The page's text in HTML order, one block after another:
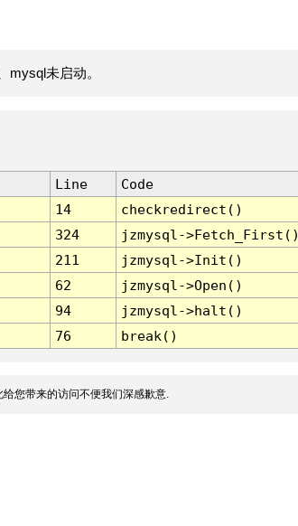
mysql未启动。
Line
Code
14
checkredirect()
324
jzmysql-
211
jzmysql->Init()
62
jzmysql->Open()
94
jzmysql->halt()
76 break()
您带来的访问不便我们深感歉意.